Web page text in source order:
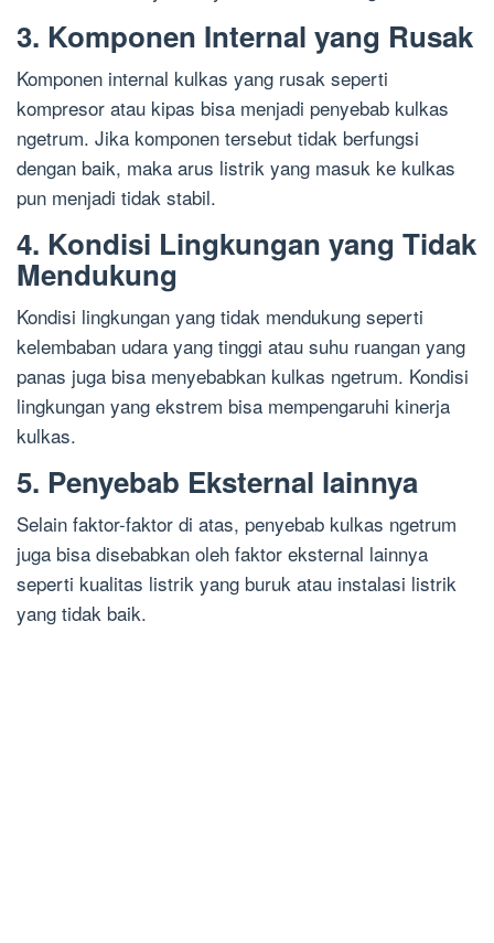
3. Komponen Internal yang Rusak
Komponen internal kulkas yang rusak seperti
kompresor atau kipas bisa menjadi penyebab kulkas
ngetrum. Jika komponen tersebut tidak berfungsi
dengan baik, maka arus listrik yang masuk ke kulkas
pun menjadi tidak stabil.
4. Kondisi Lingkungan yang Tidak
Mendukung
Kondisi lingkungan yang tidak mendukung seperti
kelembaban udara yang tinggi atau suhu ruangan yang
panas juga bisa menyebabkan kulkas ngetrum. Kondisi
lingkungan yang ekstrem bisa mempengaruhi kinerja
kulkas.
5. Penyebab Eksternal lainnya
Selain faktor-faktor di atas, penyebab kulkas ngetrum
juga bisa disebabkan oleh faktor eksternal lainnya
seperti kualitas listrik yang buruk atau instalasi listrik
yang tidak baik.